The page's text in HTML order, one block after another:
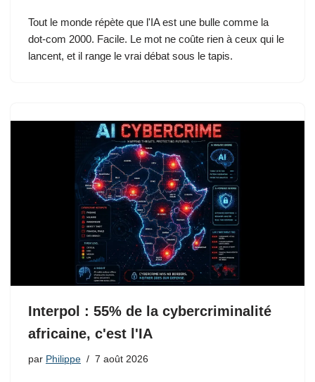
Tout le monde répète que l'IA est une bulle comme la
dot-com 2000. Facile. Le mot ne coûte rien à ceux qui le
lancent, et il range le vrai débat sous le tapis.
Interpol : 55% de la cybercriminalité
africaine, c'est l'IA
par Philippe 7 août 2026